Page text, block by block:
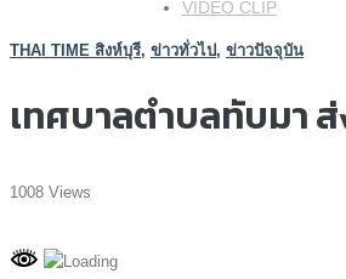
VIDEO CLIP
THAI TIME สิงห์บุรี, ข่าวทั่วไป, ข่าวปัจจุบัน
เทศบาลตำบลทับมา
1008 Views